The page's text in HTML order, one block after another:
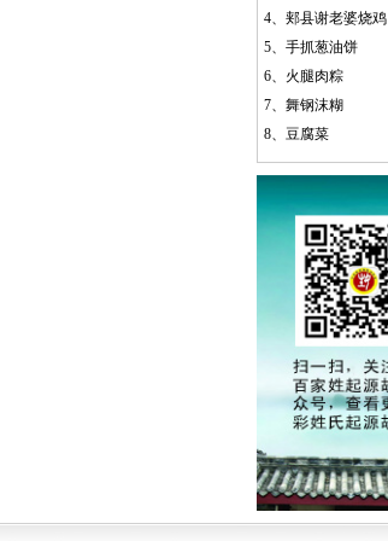
4、 郏县谢老婆烧鸡
5、 手抓葱油饼
6、 火腿肉粽
7、 舞钢沫糊
8、 豆腐菜